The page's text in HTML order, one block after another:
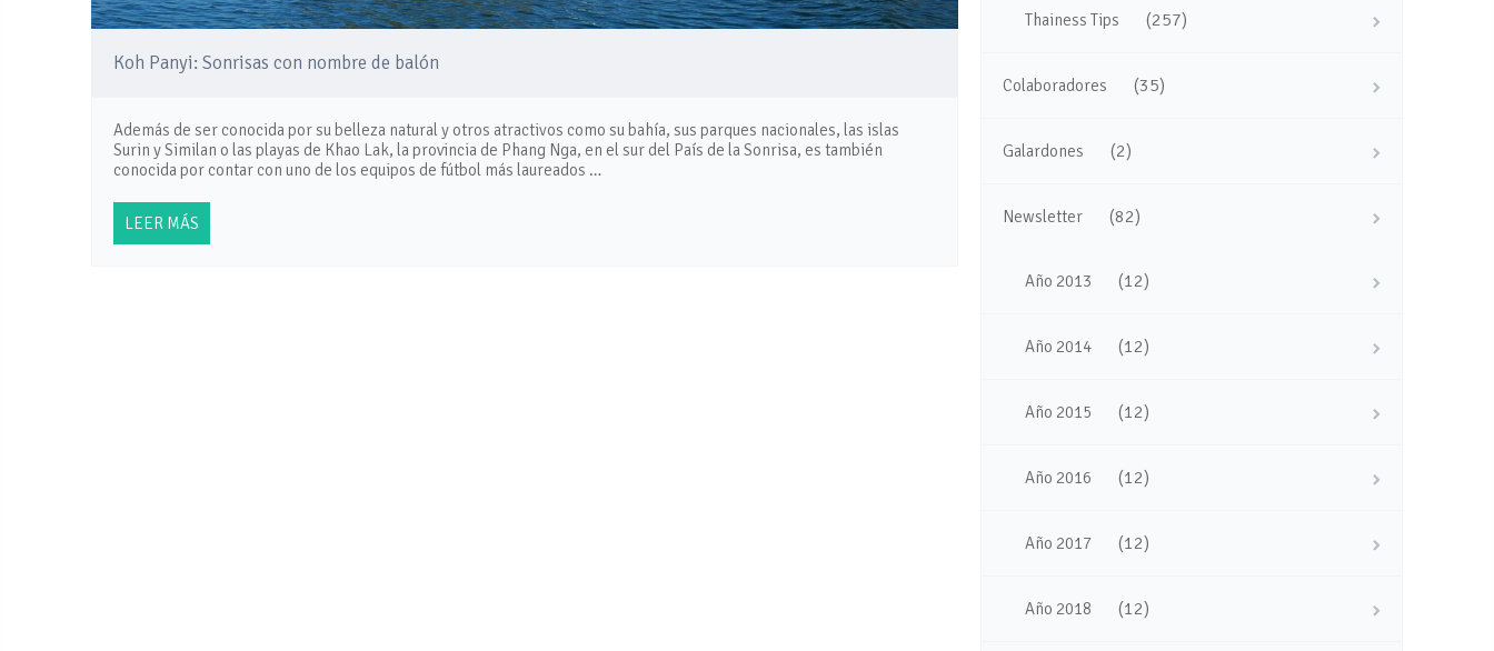
Koh Panyi: Sonrisas con nombre de balón
Además de ser conocida por su belleza natural y otros atractivos como su bahía, sus parques nacionales, las islas
Surin y Similan o las playas de Khao Lak, la provincia de Phang Nga, en el sur del País de la Sonrisa, es también
conocida por contar con uno de los equipos de fútbol más laureados …
LEER MÁS
Thainess Tips (257)
Colaboradores (35)
Galardones (2)
Newsletter (82)
Año 2013 (12)
Año 2014 (12)
Año 2015 (12)
Año 2016 (12)
Año 2017 (12)
Año 2018 (12)